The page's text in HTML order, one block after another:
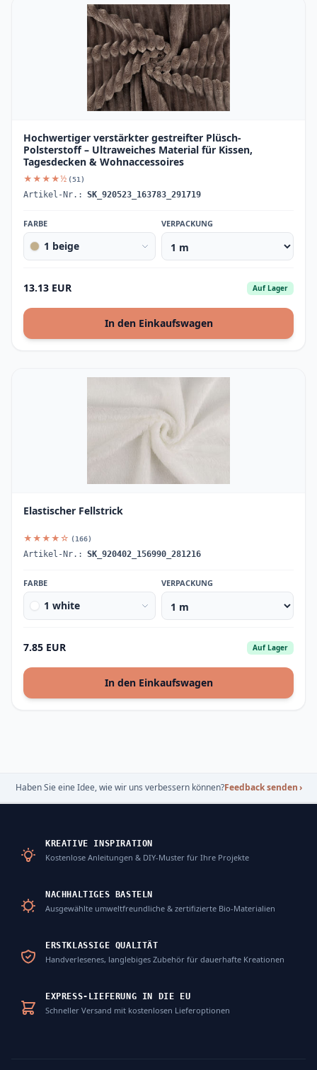
Hochwertiger verstärkter gestreifter Plüsch-
Polsterstoff – Ultraweiches Material für Kissen,
Tagesdecken & Wohnaccessoires
★★★★½ (51)
Artikel-Nr.: SK_920523_163783_291719
FARBE
1 beige
VERPACKUNG
13.13 EUR Auf Lager
In den Einkaufswagen
Elastischer Fellstrick
★★★★☆ (166)
Artikel-Nr.: SK_920402_156990_281216
FARBE
1 white
VERPACKUNG
7.85 EUR Auf Lager
In den Einkaufswagen
Haben Sie eine Idee, wie wir uns verbessern können?Feedback senden›
KREATIVE INSPIRATION
Kostenlose Anleitungen & DIY-Muster für Ihre Projekte
NACHHALTIGES BASTELN
Ausgewählte umweltfreundliche & zertifizierte Bio-Materialien
ERSTKLASSIGE QUALITÄT
Handverlesenes, langlebiges Zubehör für dauerhafte Kreationen
EXPRESS-LIEFERUNG IN DIE EU
Schneller Versand mit kostenlosen Lieferoptionen